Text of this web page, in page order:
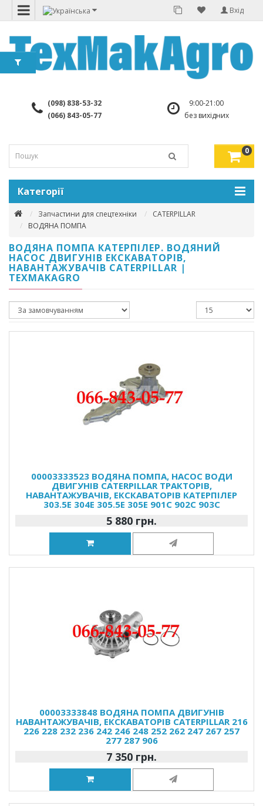
Вхід
(098) 838-53-32
(066) 843-05-77
9:00-21:00
без вихідних
0
Категорії
Запчастини для спецтехніки
CATERPILLAR
ВОДЯНА ПОМПА
ВОДЯНА ПОМПА КАТЕРПІЛЕР. ВОДЯНИЙ
НАСОС ДВИГУНІВ ЕКСКАВАТОРІВ,
НАВАНТАЖУВАЧІВ CATERPILLAR |
TEXMAKAGRO
00003333523 ВОДЯНА ПОМПА, НАСОС ВОДИ
ДВИГУНІВ CATERPILLAR ТРАКТОРІВ,
НАВАНТАЖУВАЧІВ, ЕКСКАВАТОРІВ КАТЕРПІЛЕР
303.5E 304E 305.5E 305E 901C 902C 903C
5 880 грн.
00003333848 ВОДЯНА ПОМПА ДВИГУНІВ
НАВАНТАЖУВАЧІВ, ЕКСКАВАТОРІВ CATERPILLAR 216
226 228 232 236 242 246 248 252 262 247 267 257
277 287 906
7 350 грн.